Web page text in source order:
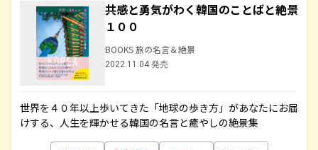
共感と勇気がわく韓国のことばと絶景
１００
BOOKS 旅の名言＆絶景
2022.11.04 発売
世界を４０年以上歩いてきた「地球の歩き方」があなたにお届
けする、人生を輝かせる韓国の名言と癒やしの絶景集